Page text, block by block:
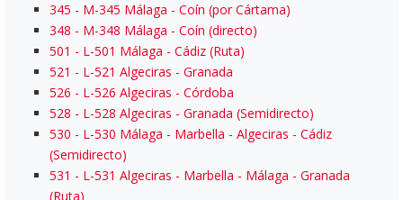
345 - M-345 Málaga - Coín (por Cártama)
348 - M-348 Málaga - Coín (directo)
501 - L-501 Málaga - Cádiz (Ruta)
521 - L-521 Algeciras - Granada
526 - L-526 Algeciras - Córdoba
528 - L-528 Algeciras - Granada (Semidirecto)
530 - L-530 Málaga - Marbella - Algeciras - Cádiz
(Semidirecto)
531 - L-531 Algeciras - Marbella - Málaga - Granada
(Ruta)